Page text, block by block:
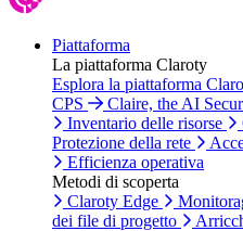
Piattaforma
La piattaforma Claroty
Esplora la piattaforma
CPS
Claire, the AI
Inventario delle risorse
Protezione della rete
Efficienza operativa
Metodi di scoperta
Claroty Edge
dei file di progetto